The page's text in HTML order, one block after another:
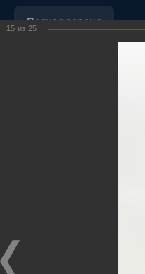
Полная версия
Ханты-
15 из 25